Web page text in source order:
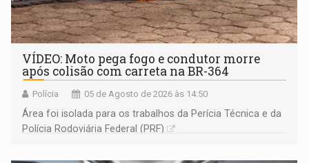
VÍDEO: Moto pega fogo e condutor morre
após colisão com carreta na BR-364
Polícia 05 de Agosto de 2026 às 14:50
Área foi isolada para os trabalhos da Perícia Técnica e da
Polícia Rodoviária Federal (PRF)